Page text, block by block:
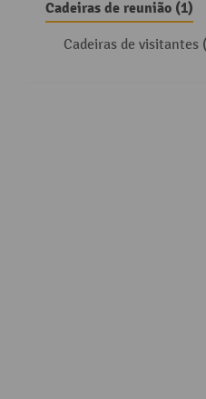
Cadeiras de reunião (1)
Cadeiras de visitantes